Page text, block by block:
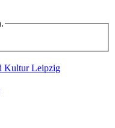
Kultur Leipzig